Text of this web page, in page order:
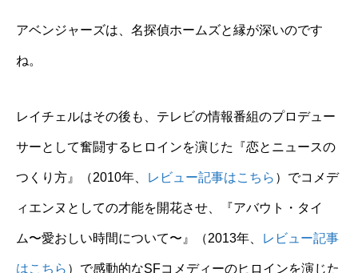
アベンジャーズは、名探偵ホームズと縁が深いのです
ね。
レイチェルはその後も、テレビの情報番組のプロデュー
サーとして奮闘するヒロインを演じた『恋とニュースの
つくり方』（2010年、 レビュー記事はこちら ）でコメデ
ィエンヌとしての才能を開花させ、『アバウト・タイ
ム〜愛おしい時間について〜』（2013年、 レビュー記事
はこちら ）で感動的なSFコメディーのヒロインを演じた